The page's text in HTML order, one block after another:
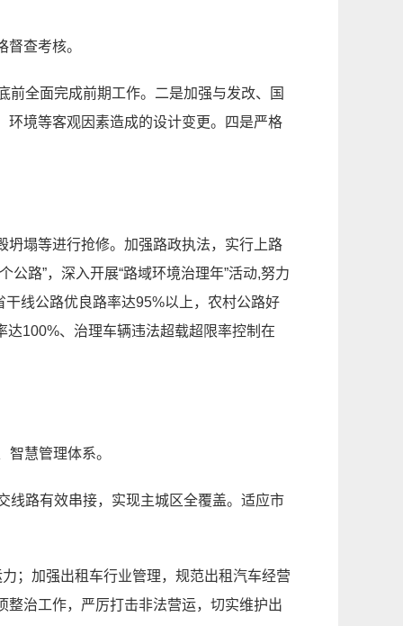
查考核。
前全面完成前期工作。二是加强与发改、国
环境等客观因素造成的设计变更。四是严格
坍塌等进行抢修。加强路政执法，实行上路
路”，深入开展“路域环境治理年”活动,努力
干线公路优良路率达95%以上，农村公路好
100%、治理车辆违法超载超限率控制在
慧管理体系。
线路有效串接，实现主城区全覆盖。适应市
；加强出租车行业管理，规范出租汽车经营
治工作，严厉打击非法营运，切实维护出